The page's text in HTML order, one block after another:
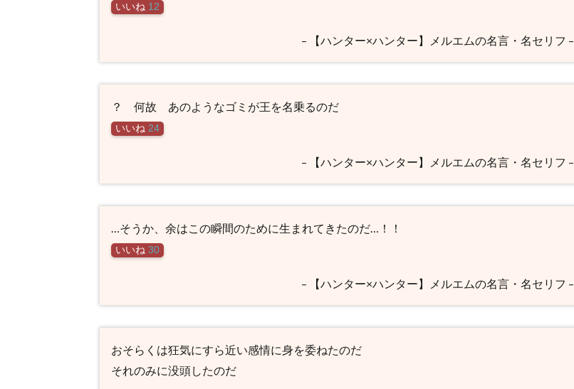
いいね 12
– 【ハンター×ハンター】メルエムの名言・名セリフ –
？ 何故 あのようなゴミが王を名乗るのだ
いいね 24
– 【ハンター×ハンター】メルエムの名言・名セリフ –
…そうか、余はこの瞬間のために生まれてきたのだ…！！
いいね 30
– 【ハンター×ハンター】メルエムの名言・名セリフ –
おそらくは狂気にすら近い感情に身を委ねたのだ
それのみに没頭したのだ